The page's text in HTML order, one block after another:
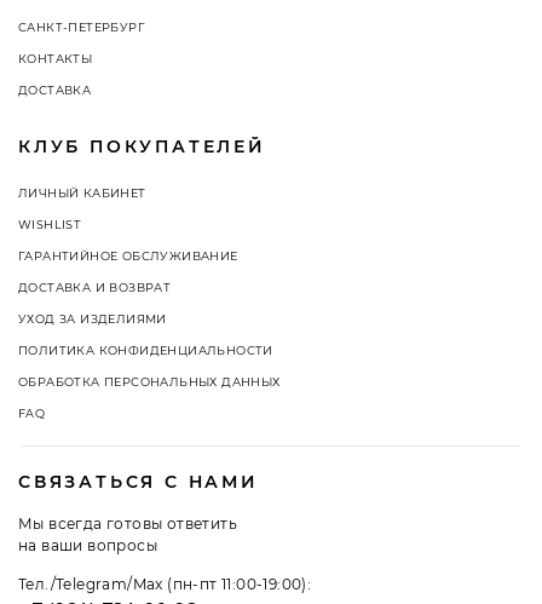
САНКТ-ПЕТЕРБУРГ
КОНТАКТЫ
ДОСТАВКА
КЛУБ ПОКУПАТЕЛЕЙ
ЛИЧНЫЙ КАБИНЕТ
WISHLIST
ГАРАНТИЙНОЕ ОБСЛУЖИВАНИЕ
ДОСТАВКА И ВОЗВРАТ
УХОД ЗА ИЗДЕЛИЯМИ
ПОЛИТИКА КОНФИДЕНЦИАЛЬНОСТИ
ОБРАБОТКА ПЕРСОНАЛЬНЫХ ДАННЫХ
FAQ
СВЯЗАТЬСЯ С НАМИ
Мы всегда готовы ответить
на ваши вопросы
Тел./Telegram/Max (пн-пт 11:00-19:00):